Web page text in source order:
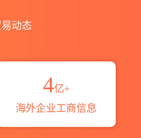
动态
4亿+
海外企业工商信息